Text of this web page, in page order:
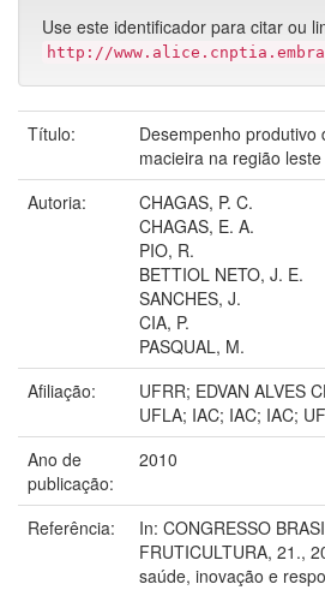
Use este identificador para citar ou
http://
Título:
Desempenho produtivo
macieira na região
Autoria:
CHAGAS, P. C.
CHAGAS, E. A.
PIO, R.
BETTIOL NETO, J. E.
SANCHES, J.
CIA, P.
PASQUAL, M.
Afiliação:
UFRR; EDVAN ALVES
UFLA; IAC; IAC; IAC;
Ano de
publicação:
2010
Referência:
In: CONGRESSO
FRUTICULTURA, 21.,
saúde, inovação e